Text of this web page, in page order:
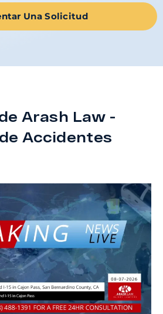
Una Solicitud
Arash Law -
Accidentes